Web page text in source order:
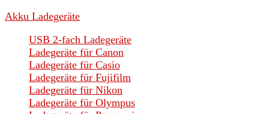
Akku Ladegeräte
USB 2-fach Ladegeräte
Ladegeräte für Canon
Ladegeräte für Casio
Ladegeräte für Fujifilm
Ladegeräte für Nikon
Ladegeräte für Olympus